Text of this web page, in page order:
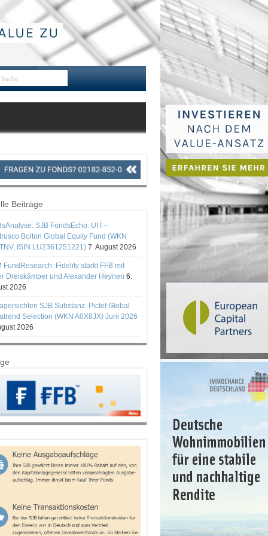
Beiträge
SJB FondsEcho. UI I –
Bolton Global Equity Fund (WKN
ISIN LU2361251221) 7. August 2026
FundResearch: Fidelity stärkt FFB mit
Dreiskämper und Alexander Heynen 6.
2026
SJB Substanz: Pictet Global
Selection (WKN A0X8JX) Juni 2026
2026